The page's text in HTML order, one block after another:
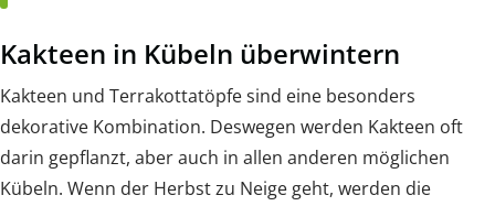
Kakteen in Kübeln überwintern
Kakteen und Terrakottatöpfe sind eine besonders
dekorative Kombination. Deswegen werden Kakteen oft
darin gepflanzt, aber auch in allen anderen möglichen
Kübeln. Wenn der Herbst zu Neige geht, werden die